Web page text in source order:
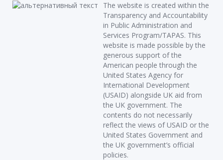
The website is created within the
Transparency and Accountability
in Public Administration and
Services Program/TAPAS. This
website is made possible by the
generous support of the
American people through the
United States Agency for
International Development
(USAID) alongside UK aid from
the UK government. The
contents do not necessarily
reflect the views of USAID or the
United States Government and
the UK government’s official
policies.